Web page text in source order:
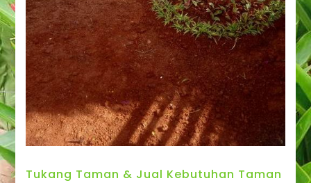
Tukang Taman & Jual Kebutuhan Taman